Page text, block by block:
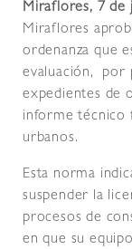
Miraflores, 7 de
Miraflores
ordenanza que
evaluación, por
expedientes de
informe técnico
urbanos.
Esta norma
suspender la
procesos de
en que su